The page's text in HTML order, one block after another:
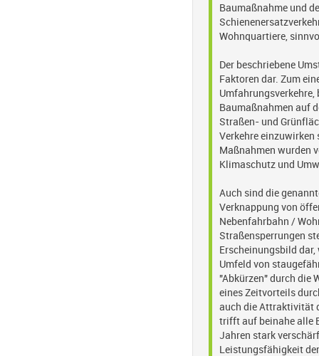
Baumaßnahme und
Wohnquartiere,
Der beschriebene
Faktoren dar. Zum
Baumaßnahmen auf
Straßen- und
Verkehre einzuwirken
Maßnahmen wurden
Klimaschutz und
Auch sind die
Verknappung von
Nebenfahrbahn /
Straßensperrungen
Erscheinungsbild
Umfeld von
"Abkürzen" durch die
eines Zeitvorteils
auch die Attraktivität
trifft auf beinahe alle
Jahren stark
Leistungsfähigkeit